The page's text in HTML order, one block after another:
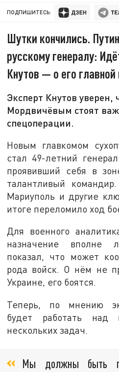
ПОДПИШИТЕСЬ:
Шутки кончились.
русскому генералу:
Кнутов — о его главной
Эксперт Кнутов уверен,
Мордвичёвым стоят
спецоперации.
Новым главкомом
стал 49-летний
проявивший себя в
талантливый
Мариуполь и другие
итоге переломило ход
Для военного
назначение вполне
показал, что может
рода войск. О нём не
Украине, его боятся.
Теперь, по мнению
будет работать над
нескольких задач.
Мы должны быть